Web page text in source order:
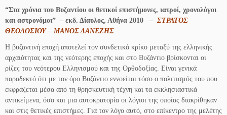
“Στα χρόνια του Βυζαντίου oι θετικοί επιστήμονες, ιατροί, χρονολόγοι
και αστρονόμοι” – εκδ. Δίαυλος, Αθήνα 2010 –ΣΤΡΑΤΟΣ
ΘΕΟΔΟΣΙΟΥ – ΜΑΝΟΣ ΔΑΝΕΖΗΣ
Η βυζαντινή εποχή αποτελεί τον συνδετικό κρίκο μεταξύ της ελληνικής
αρχαιότητας και της νεότερης εποχής και στο Βυζάντιο βρίσκονται οι
ρίζες του νεότερου Ελληνισμού και της Ορθοδοξίας. Είναι γενικά
παραδεκτό ότι με τον όρο Βυζάντιο εννοείται τόσο ο πολιτισμός του που
εκφράζεται μέσα από τη θρησκευτική τέχνη και τα εκκλησιαστικά
αντικείμενα, όσο και μια αυτοκρατορία οι λόγιοι της οποίας διακρίθηκαν
και στις θετικές επιστήμες. Για τον λόγο αυτό, στο επίκεντρο της μελέτης